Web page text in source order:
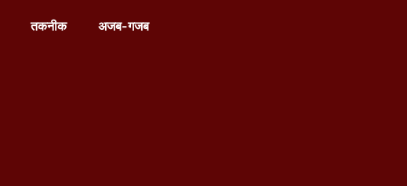
तकनीक अजब-गजब